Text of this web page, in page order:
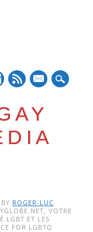
ROGER-LUC
VOTRE
LGBT ET LES
FOR LGBTQ